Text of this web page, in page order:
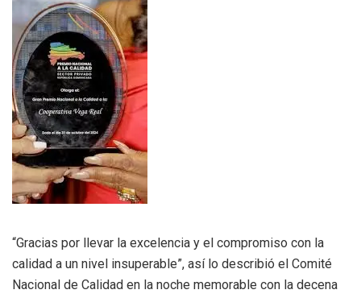
“Gracias por llevar la excelencia y el compromiso con la
calidad a un nivel insuperable”, así lo describió el Comité
Nacional de Calidad en la noche memorable con la decena